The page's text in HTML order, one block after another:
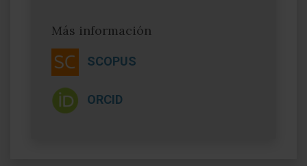
Más información
SCOPUS
ORCID